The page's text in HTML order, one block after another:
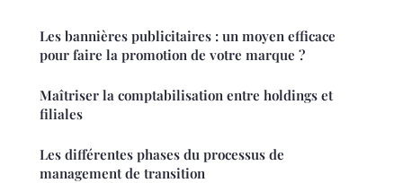
Les bannières publicitaires : un moyen efficace
pour faire la promotion de votre marque ?
Maîtriser la comptabilisation entre holdings et
filiales
Les différentes phases du processus de
management de transition